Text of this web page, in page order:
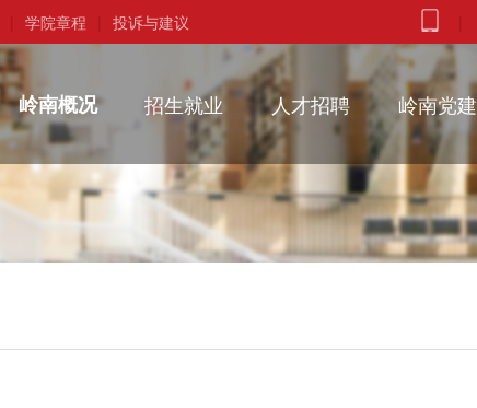
|
| 学院章程 | 投诉与建议
岭南概况 招生就业 人才招聘 岭南党建